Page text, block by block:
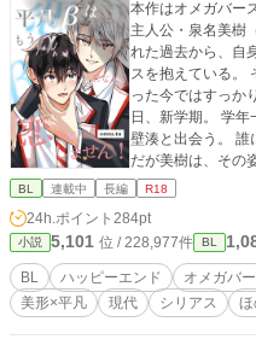
本作はオメガバー
主人公・泉名美樹
れた過去から、自
スを抱えている。
った今ではすっかりひ
日、新学期。 学
壁湊と出会う。 誰
だが美樹は、その姿に違
か。お前、人に興味ないんだな」
していて――。 α嫌いのβと、裏の顔を持つ完璧美形α。 拗ら
せた二人が織りなす、歪
ノベルズ様にも掲
BL 連載中 長編 R18
24h.ポイント 284pt
小説 5,101 位 / 228,977件 BL
BL ハッピーエンド オメガバ
美形×平凡
現代 シリアス